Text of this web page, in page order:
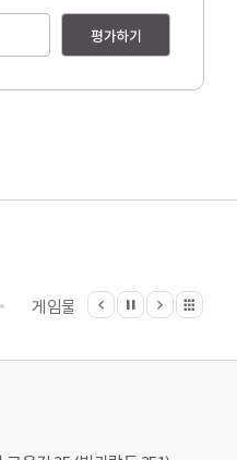
평가하기
게임물관리위원회
이전
정지
다음 관련기관 전체보기